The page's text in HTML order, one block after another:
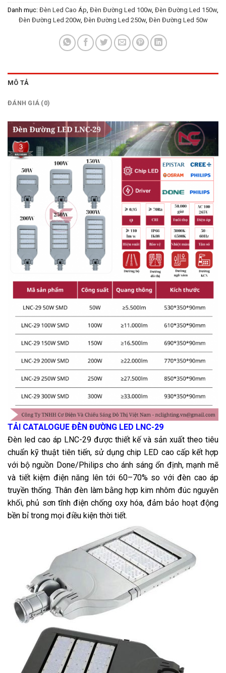
Danh mục: Đèn Led Cao Áp, Đèn Đường Led 100w, Đèn Đường Led 150w,
Đèn Đường Led 200w, Đèn Đường Led 250w, Đèn Đường Led 50w
MÔ TẢ
ĐÁNH GIÁ (0)
TẢI CATALOGUE ĐÈN ĐƯỜNG LED LNC-29
Đèn led cao áp LNC-29 được thiết kế và sản xuất theo tiêu
chuẩn kỹ thuật tiên tiến, sử dụng chip LED cao cấp kết hợp
với bộ nguồn Done/Philips cho ánh sáng ổn định, mạnh mẽ
và tiết kiệm điện năng lên tới 60–70% so với đèn cao áp
truyền thống. Thân đèn làm bằng hợp kim nhôm đúc nguyên
khối, phủ sơn tĩnh điện chống oxy hóa, đảm bảo hoạt động
bền bỉ trong mọi điều kiện thời tiết.